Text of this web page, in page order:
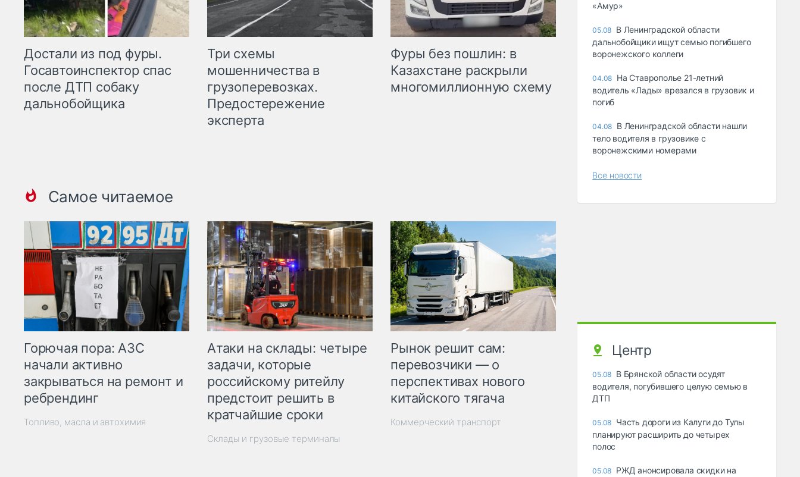
Достали из под фуры.
Госавтоинспектор спас
после ДТП собаку
дальнобойщика
Три схемы
мошенничества в
грузоперевозках.
Предостережение
эксперта
Фуры без пошлин: в
Казахстане раскрыли
многомиллионную схему
Самое читаемое
Горючая пора: АЗС
начали активно
закрываться на ремонт и
ребрендинг
Топливо, масла и автохимия
Атаки на склады: четыре
задачи, которые
российскому ритейлу
предстоит решить в
кратчайшие сроки
Склады и грузовые терминалы
Рынок решит сам:
перевозчики — о
перспективах нового
китайского тягача
Коммерческий транспорт
«Амур»
05.08 В Ленинградской области
дальнобойщики ищут семью погибшего
воронежского коллеги
04.08 На Ставрополье 21-летний
водитель «Лады» врезался в грузовик и
погиб
04.08 В Ленинградской области нашли
тело водителя в грузовике с
воронежскими номерами
Все новости
Центр
05.08 В Брянской области осудят
водителя, погубившего целую семью в
ДТП
05.08 Часть дороги из Калуги до Тулы
планируют расширить до четырех
полос
05.08 РЖД анонсировала скидки на